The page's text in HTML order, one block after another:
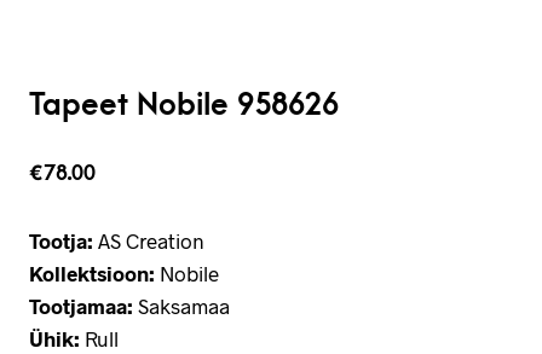
Tapeet Nobile 958626
€78.00
Tootja: AS Creation
Kollektsioon: Nobile
Tootjamaa: Saksamaa
Ühik: Rull